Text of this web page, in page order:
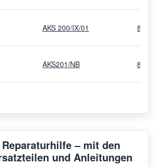
AKS 200/IX/01
AKS201/NB
– mit den
und Anleitungen